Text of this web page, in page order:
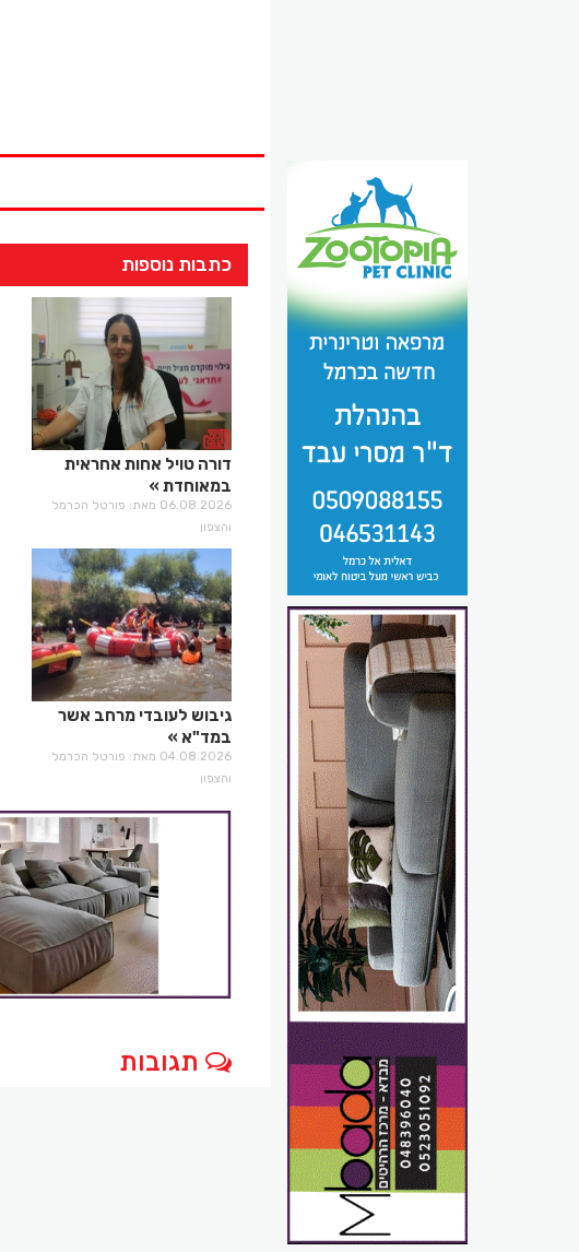
כתבות נוספות
דורה טויל אחות אחראית
במאוחדת
06.08.2026 מאת: פורטל הכרמל
והצפון
גיבוש לעובדי מרחב אשר
במד"א
04.08.2026 מאת: פורטל הכרמל
והצפון
תגובות